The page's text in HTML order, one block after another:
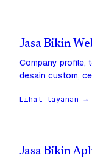
Jasa Bikin
Company profile,
desain custom,
Lihat layanan →
Jasa Bikin